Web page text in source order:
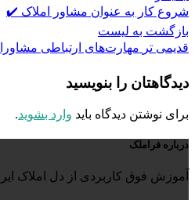
شروع کار به عنوان مشاور املاک ✔️
بازگشت به لیست
قدیمی تر مهارت‌های ارتباطی
دیدگاهتان را بنویسید
برای نوشتن دیدگاه باید وارد بشوید.
درباره فراملک
آموزش فوق کاربردی از دل املاک